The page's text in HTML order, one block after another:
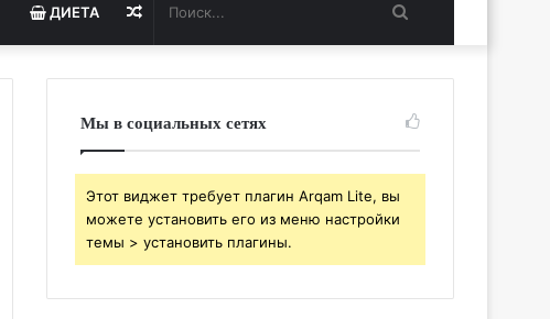
ДИЕТА Случайная
статья
Мы в социальных сетях
Этот виджет требует плагин Arqam Lite, вы
можете установить его из меню настройки
темы > установить плагины.